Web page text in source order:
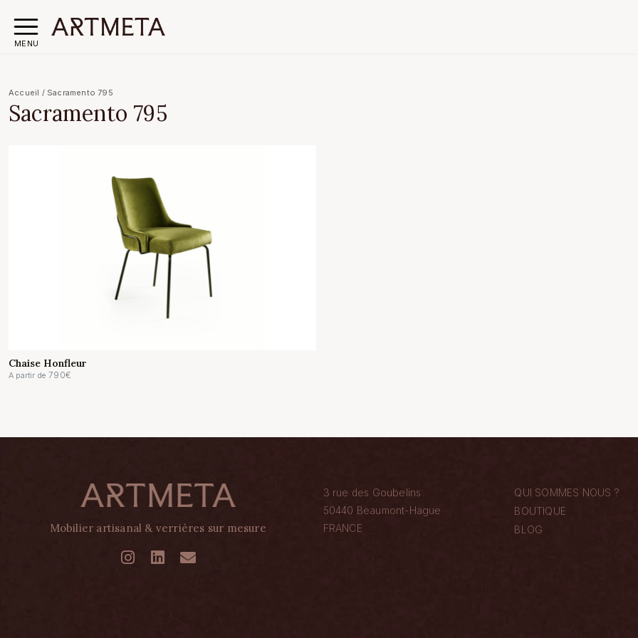
MENU
Accueil / Sacramento 795
Sacramento 795
Chaise Honfleur
A partir de 790€
Mobilier artisanal & verrières sur mesure
3 rue des Goubelins
50440 Beaumont-Hague
FRANCE
QUI SOMMES NOUS ?
BOUTIQUE
BLOG